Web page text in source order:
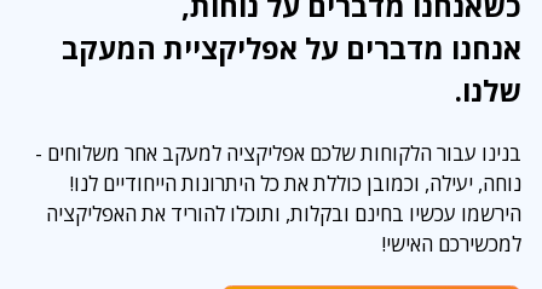
אנחנו מדברים על אפליקציית המעקב
שלנו.
בנינו עבור הלקוחות שלכם אפליקציה למעקב אחר משלוחים -
נוחה, יעילה, וכמובן כוללת את כל היתרונות הייחודיים לנו!
הירשמו עכשיו בחינם ובקלות, ותוכלו להוריד את האפליקציה
למכשירכם האישי!